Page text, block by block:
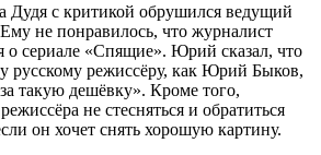
Дудя с критикой обрушился ведущий
не понравилось, что журналист
о сериале «Спящие». Юрий сказал, что
русскому режиссёру, как Юрий Быков,
такую дешёвку». Кроме того,
не стесняться и обратиться
он хочет снять хорошую картину.